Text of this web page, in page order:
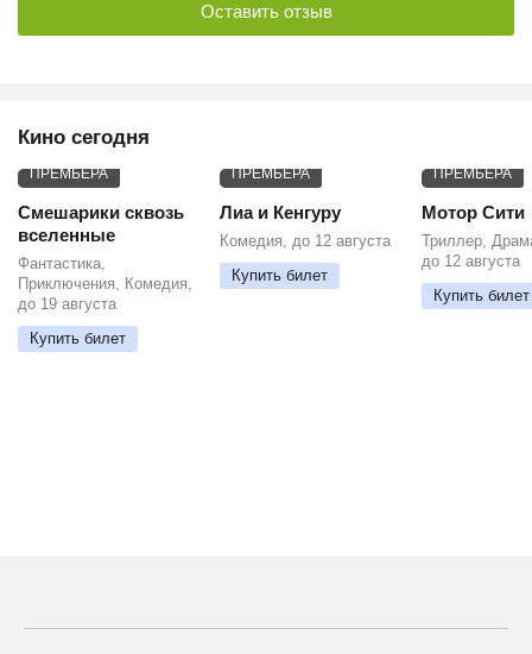
Оставить отзыв
Кино сегодня
ПРЕМЬЕРА
Смешарики сквозь
вселенные
Фантастика,
Приключения, Комедия,
до 19 августа
Купить билет
ПРЕМЬЕРА
Лиа и Кенгуру
Комедия, до 12 августа
Купить билет
ПРЕМЬЕРА
Мотор Сити
Триллер,
до 12 августа
Купить билет